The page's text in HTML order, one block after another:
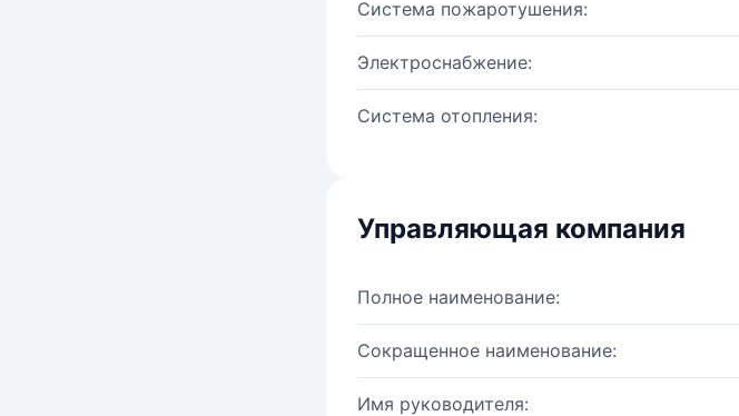
Система пожаротушения:
Электроснабжение:
Система отопления:
Управляющая компания
Полное наименование:
Сокращенное наименование:
Имя руководителя: